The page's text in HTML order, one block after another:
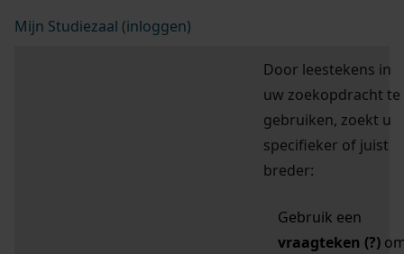
Mijn Studiezaal (inloggen)
Door leestekens in
uw zoekopdracht te
gebruiken, zoekt u
specifieker of juist
breder:
Gebruik een
vraagteken (?)